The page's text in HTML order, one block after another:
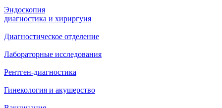
Эндоскопия
диагностика и хириргуия
Диагностическое отделение
Лабораторные исследования
Рентген-диагностика
Гинекология и акушерство